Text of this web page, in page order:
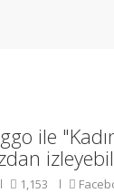
ile
1,153